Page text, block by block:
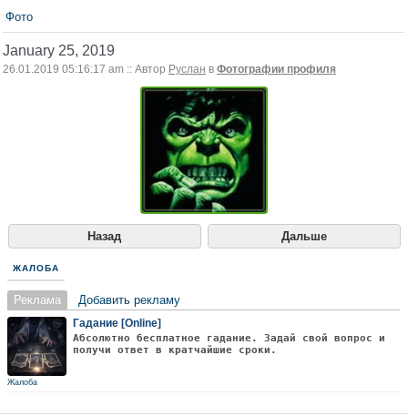
Фото
January 25, 2019
26.01.2019 05:16:17 am :: Автор Руслан в Фотографии профиля
Назад Дальше
ЖАЛОБА
Реклама Добавить рекламу
Гадание [Online]
Абсолютно бесплатное гадание. Задай свой вопрос и
получи ответ в кратчайшие сроки.
Жалоба